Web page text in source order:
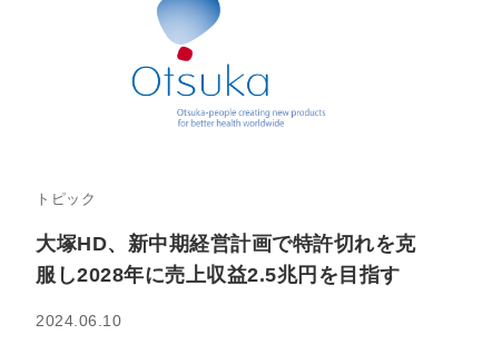
トピック
大塚HD、新中期経営計画で特許切れを克
服し2028年に売上収益2.5兆円を目指す
2024.06.10